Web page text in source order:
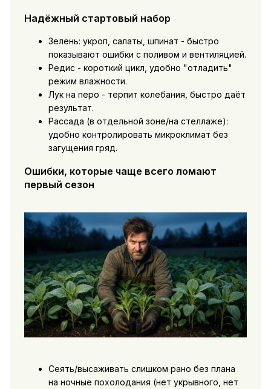
Надёжный стартовый набор
Зелень: укроп, салаты, шпинат - быстро
показывают ошибки с поливом и вентиляцией.
Редис - короткий цикл, удобно "отладить"
режим влажности.
Лук на перо - терпит колебания, быстро даёт
результат.
Рассада (в отдельной зоне/на стеллаже):
удобно контролировать микроклимат без
загущения гряд.
Ошибки, которые чаще всего ломают
первый сезон
Сеять/высаживать слишком рано без плана
на ночные похолодания (нет укрывного, нет